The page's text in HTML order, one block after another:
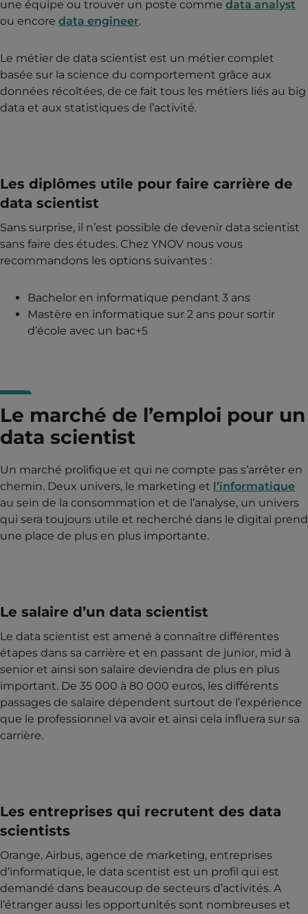
une équipe ou trouver un poste comme data analyst
ou encore data engineer.
Le métier de data scientist est un métier complet
basée sur la science du comportement grâce aux
données récoltées, de ce fait tous les métiers liés au big
data et aux statistiques de l’activité.
Les diplômes utile pour faire carrière de
data scientist
Sans surprise, il n’est possible de devenir data scientist
sans faire des études. Chez YNOV nous vous
recommandons les options suivantes :
Bachelor en informatique pendant 3 ans
Mastère en informatique sur 2 ans pour sortir
d’école avec un bac+5
Le marché de l’emploi pour un
data scientist
Un marché prolifique et qui ne compte pas s’arrêter en
chemin. Deux univers, le marketing et l’informatique
au sein de la consommation et de l’analyse, un univers
qui sera toujours utile et recherché dans le digital prend
une place de plus en plus importante.
Le salaire d’un data scientist
Le data scientist est amené à connaître différentes
étapes dans sa carrière et en passant de junior, mid à
senior et ainsi son salaire deviendra de plus en plus
important. De 35 000 à 80 000 euros, les différents
passages de salaire dépendent surtout de l’expérience
que le professionnel va avoir et ainsi cela influera sur sa
carrière.
Les entreprises qui recrutent des data
scientists
Orange, Airbus, agence de marketing, entreprises
d’informatique, le data scentist est un profil qui est
demandé dans beaucoup de secteurs d’activités. A
l’étranger aussi les opportunités sont nombreuses et